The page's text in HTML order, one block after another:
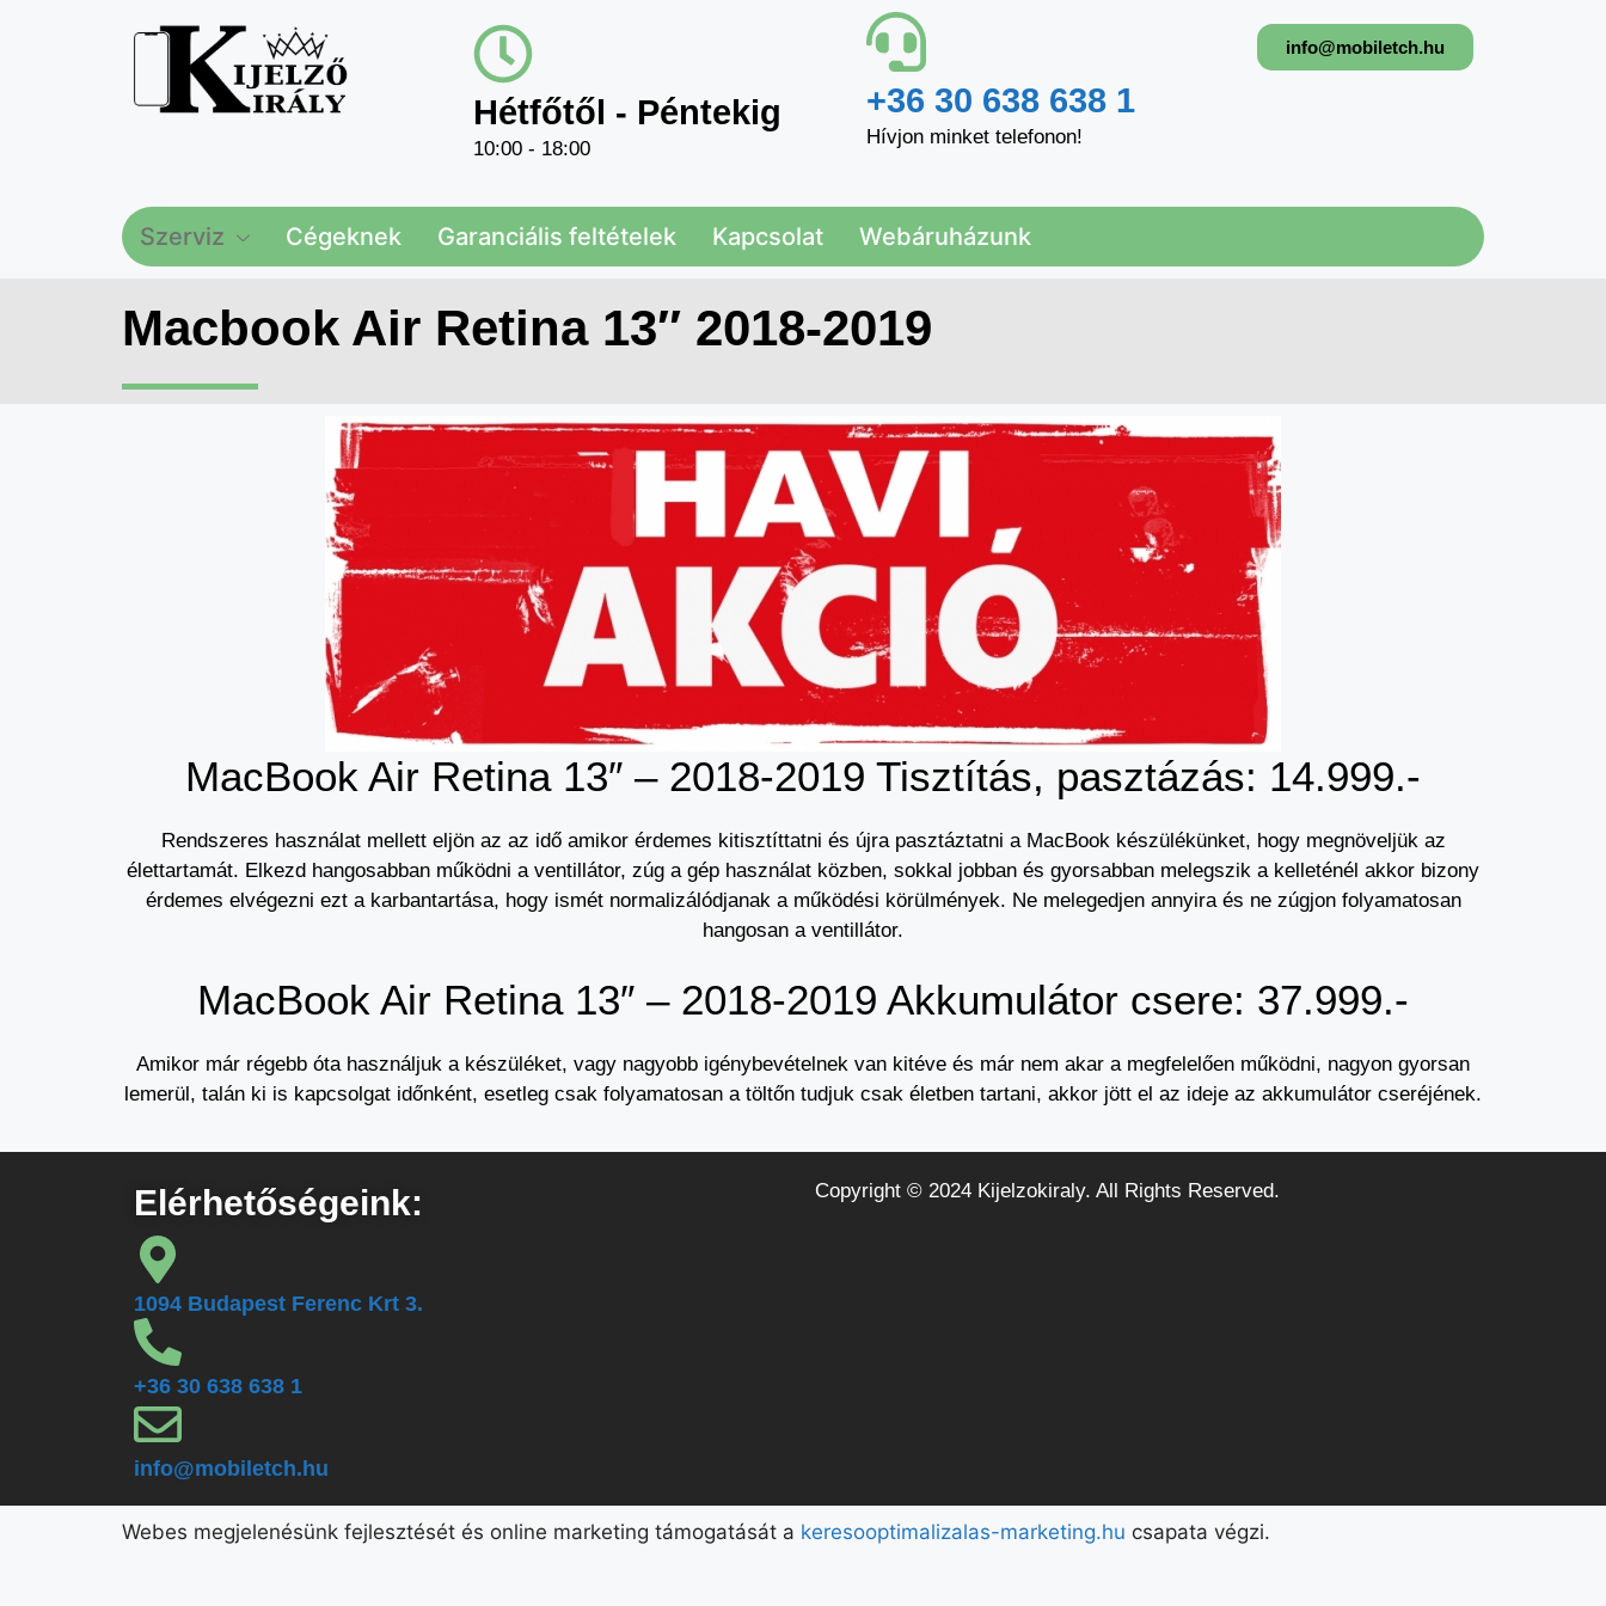
Hétfőtől - Péntekig
10:00 - 18:00
+36 30 638 638 1
Hívjon minket telefonon!
info@mobiletch.hu
Szerviz Cégeknek Garanciális feltételek Kapcsolat Webáruházunk
Macbook Air Retina 13″ 2018-2019
MacBook Air Retina 13″ – 2018-2019 Tisztítás, pasztázás: 14.999.-
Rendszeres használat mellett eljön az az idő amikor érdemes kitisztíttatni és újra pasztáztatni a MacBook készülékünket, hogy megnöveljük az
élettartamát. Elkezd hangosabban működni a ventillátor, zúg a gép használat közben, sokkal jobban és gyorsabban melegszik a kelleténél akkor bizony
érdemes elvégezni ezt a karbantartása, hogy ismét normalizálódjanak a működési körülmények. Ne melegedjen annyira és ne zúgjon folyamatosan
hangosan a ventillátor.
MacBook Air Retina 13″ – 2018-2019 Akkumulátor csere: 37.999.-
Amikor már régebb óta használjuk a készüléket, vagy nagyobb igénybevételnek van kitéve és már nem akar a megfelelően működni, nagyon gyorsan
lemerül, talán ki is kapcsolgat időnként, esetleg csak folyamatosan a töltőn tudjuk csak életben tartani, akkor jött el az ideje az akkumulátor cseréjének.
Elérhetőségeink:
1094 Budapest Ferenc Krt 3.
+36 30 638 638 1
info@mobiletch.hu
Copyright © 2024 Kijelzokiraly. All Rights Reserved.
Webes megjelenésünk fejlesztését és online marketing támogatását a keresooptimalizalas-marketing.hu csapata végzi.